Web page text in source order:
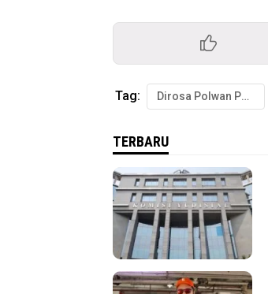
Tag: Dirosa Polwan Polres Soppeng
TERBARU